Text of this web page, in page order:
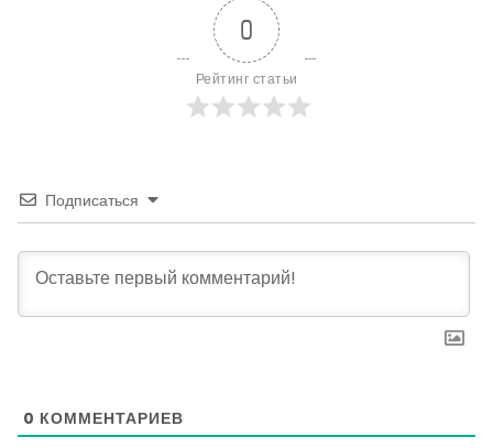
0
Рейтинг статьи
Подписаться
0 КОММЕНТАРИЕВ